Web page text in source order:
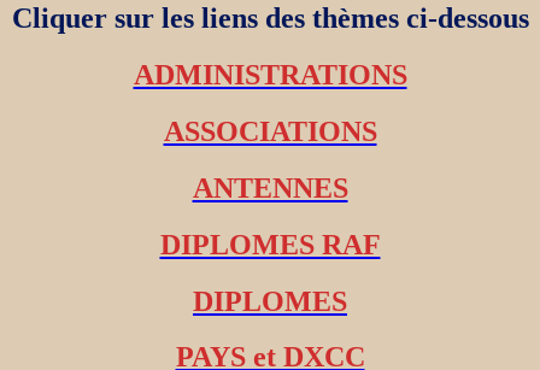
Cliquer sur les liens des thèmes ci-dessous
ADMINISTRATIONS
ASSOCIATIONS
ANTENNES
DIPLOMES RAF
DIPLOMES
PAYS et DXCC